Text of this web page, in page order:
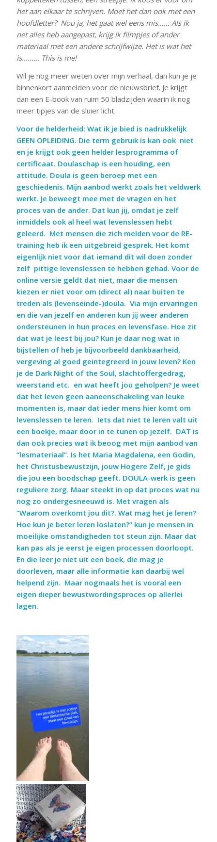
het aan elkaar te schrijven. Moet het dan ook met een
hoofdletter? Nou ja, het gaat wel eens mis…… Als ik
net alles heb aangepast, krijg ik filmpjes of ander
materiaal met een andere schrijfwijze. Het is wat het
is……… This is me!
Wil je nog meer weten over mijn verhaal, dan kun je je
binnenkort aanmelden voor de nieuwsbrief. Je krijgt
dan een E-book van ruim 50 bladzijden waarin ik nog
meer tipjes van de sluier licht.
Voor de helderheid: Wat ik je bied is nadrukkelijk
GEEN OPLEIDING. Die term gebruik is kan ook niet
en je krijgt ook geen helder lesprogramma of
certificaat. Doulaschap is een houding, een
attitude. Doula is geen beroep met een
geschiedenis. Mijn aanbod werkt zoals het veldwerk
werkt. Je beweegt mee met de vragen en het
proces van de ander. Dat kun jij, omdat je zelf
inmiddels ook al heel wat levenslessen hebt
geleerd. Met mensen die zich melden voor de RE-
training heb ik een uitgebreid gesprek. Het komt
eigenlijk niet voor dat iemand dit wil doen zonder
zelf pittige levenslessen te hebben gehad. Voor de
online versie geldt dat niet, maar die mensen
kiezen er niet voor om (direct al) naar buiten te
treden als (levenseinde-)doula. Via mijn ervaringen
en die van jezelf en anderen kun jij weer anderen
ondersteunen in hun proces en levensfase. Hoe zit
dat wat je leest bij jou? Kun je daar nog wat in
bijstellen of heb je bijvoorbeeld dankbaarheid,
vergeving al goed geintegreerd in jouw leven? Ken
je de Dark Night of the Soul, slachtoffergedrag,
weerstand etc. en wat heeft jou geholpen? Je weet
dat het leven geen aaneenschakeling van leuke
momenten is, maar dat ieder mens hier komt om
levenslessen te leren. Iets dat niet te leren valt uit
een boekje, maar door in te tunen op jezelf. DAT is
dan ook precies wat ik beoog met mijn aanbod van
“lesmateriaal”. Is het Maria Magdalena, een Godin,
het Christusbewustzijn, jouw Hogere Zelf, je gids
die jou een boodschap geeft. DOULA-werk is geen
reguliere zorg. Maar steekt in op dat proces wat nu
nog zo ondergesneeuwd is. Met vragen als
“Waarom overkomt jou dit?. Wat mag het je leren?
Hoe kun je beter leren loslaten?” kun je mensen in
moeilijke omstandigheden tot steun zijn. Maar dat
kan pas als je eerst je eigen processen doorloopt.
En die leer je niet uit een boek, die mag je
doorleven, maar alle informatie kan daarbij wel
helpend zijn. Maar nogmaals het is vooral een
eigen dieper bewustwordingsproces op allerlei
lagen.